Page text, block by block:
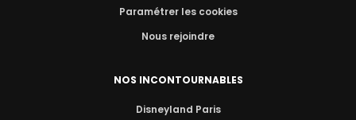
Paramétrer les cookies
Nous rejoindre
NOS INCONTOURNABLES
Disneyland Paris